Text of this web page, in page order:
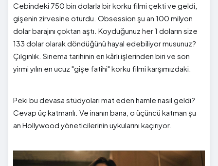
Cebindeki 750 bin dolarla bir korku filmi çekti ve geldi,
gişenin zirvesine oturdu. Obsession şu an 100 milyon
dolar barajını çoktan aştı. Koyduğunuz her 1 doların size
133 dolar olarak döndüğünü hayal edebiliyor musunuz?
Çılgınlık. Sinema tarihinin en kârlı işlerinden biri ve son
yirmi yılın en ucuz "gişe fatihi" korku filmi karşımızdaki.
Peki bu devasa stüdyoları mat eden hamle nasıl geldi?
Cevap üç katmanlı. Ve inanın bana, o üçüncü katman şu
an Hollywood yöneticilerinin uykularını kaçırıyor.